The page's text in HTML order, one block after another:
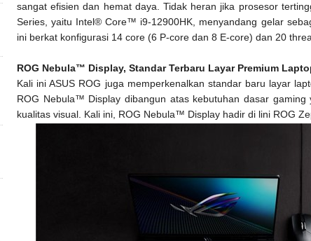
sangat efisien dan hemat daya. Tidak heran jika prosesor
Series, yaitu Intel® Core™ i9-12900HK, menyandang gelar
ini berkat konfigurasi 14 core (6 P-core dan 8 E-core) dan 20
ROG Nebula™ Display, Standar Terbaru Layar Premium
Kali ini ASUS ROG juga memperkenalkan standar baru layar
ROG Nebula™ Display dibangun atas kebutuhan dasar gaming
kualitas visual. Kali ini, ROG Nebula™ Display hadir di lini ROG